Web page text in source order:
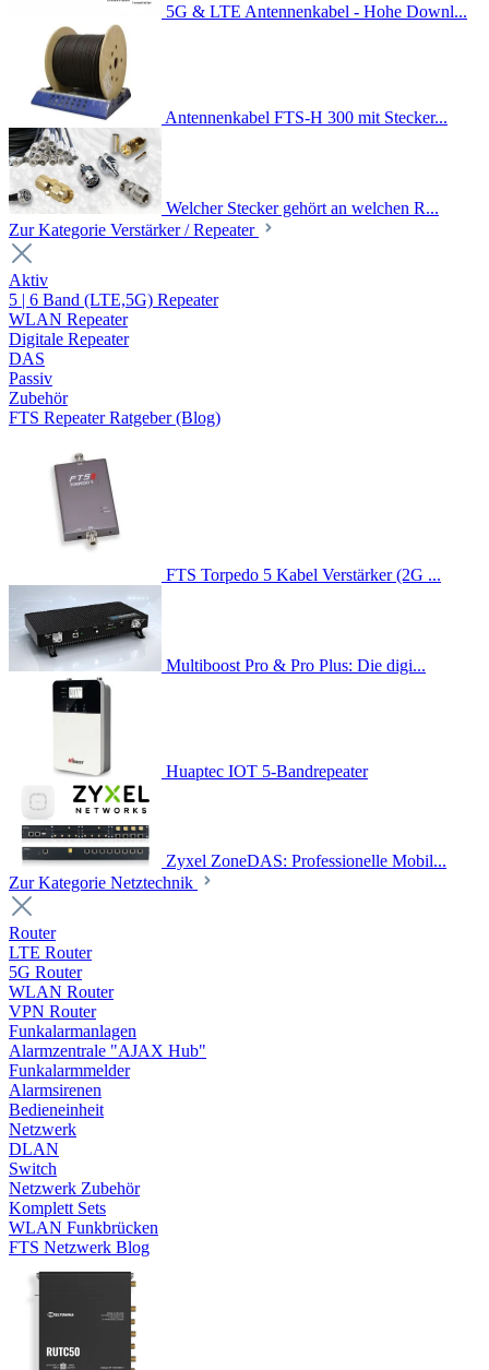
5G & LTE Antennenkabel - Hohe Downl...
Antennenkabel FTS-H 300 mit Stecker...
Welcher Stecker gehört an welchen R...
Zur Kategorie Verstärker / Repeater
Aktiv
5 | 6 Band (LTE,5G) Repeater
WLAN Repeater
Digitale Repeater
DAS
Passiv
Zubehör
FTS Repeater Ratgeber (Blog)
FTS Torpedo 5 Kabel Verstärker (2G ...
Multiboost Pro & Pro Plus: Die digi...
Huaptec IOT 5-Bandrepeater
Zyxel ZoneDAS: Professionelle Mobil...
Zur Kategorie Netztechnik
Router
LTE Router
5G Router
WLAN Router
VPN Router
Funkalarmanlagen
Alarmzentrale "AJAX Hub"
Funkalarmmelder
Alarmsirenen
Bedieneinheit
Netzwerk
DLAN
Switch
Netzwerk Zubehör
Komplett Sets
WLAN Funkbrücken
FTS Netzwerk Blog